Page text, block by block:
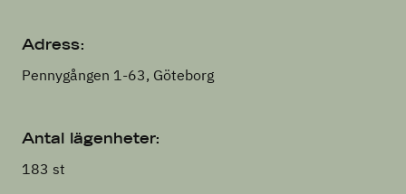
Adress:
Pennygången 1-63, Göteborg
Antal lägenheter:
183 st